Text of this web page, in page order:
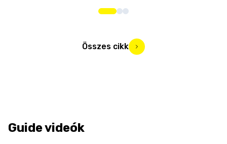
Összes cikk
Guide videók